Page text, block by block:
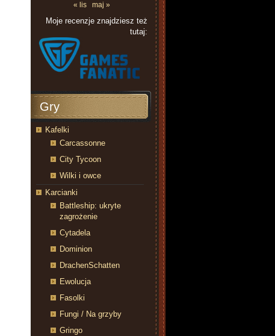
« lis
maj »
Moje recenzje znajdziesz też
tutaj:
Gry
Kafelki
Carcassonne
City Tycoon
Wilki i owce
Karcianki
Battleship: ukryte
zagrożenie
Cytadela
Dominion
DrachenSchatten
Ewolucja
Fasolki
Fungi / Na grzyby
Gringo